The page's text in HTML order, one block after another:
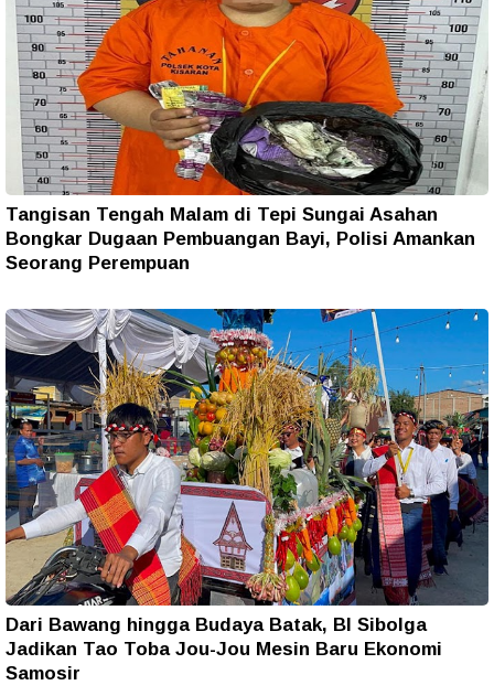
Tangisan Tengah Malam di Tepi Sungai Asahan
Bongkar Dugaan Pembuangan Bayi, Polisi Amankan
Seorang Perempuan
Dari Bawang hingga Budaya Batak, BI Sibolga
Jadikan Tao Toba Jou-Jou Mesin Baru Ekonomi
Samosir